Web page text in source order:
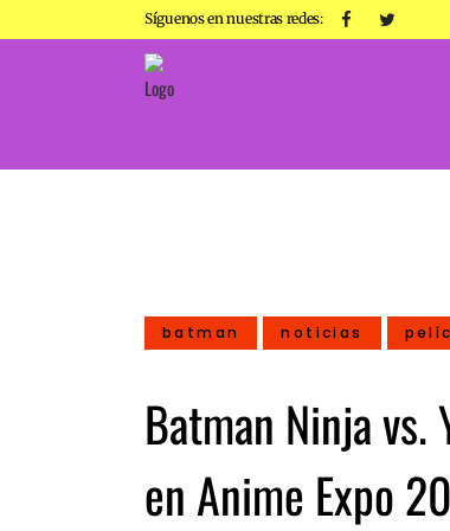
Síguenos en nuestras redes:
batman noticias
Batman Ninja vs.
en Anime Expo